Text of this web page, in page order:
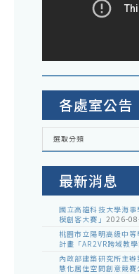
各處室公告
各
室
選取分類
最新消息
國立高雄科技大學海
模創客大賽」 2026-
桃園市立陽明高級中
計畫「AR2VR跨域教學
內政部建築研究所主
慧化居住空間創意競